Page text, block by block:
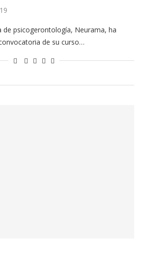
de psicogerontología, Neurama, ha
de su curso…